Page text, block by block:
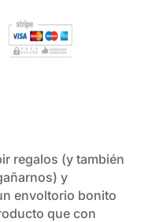
regalos (y también
y
envoltorio bonito
que con